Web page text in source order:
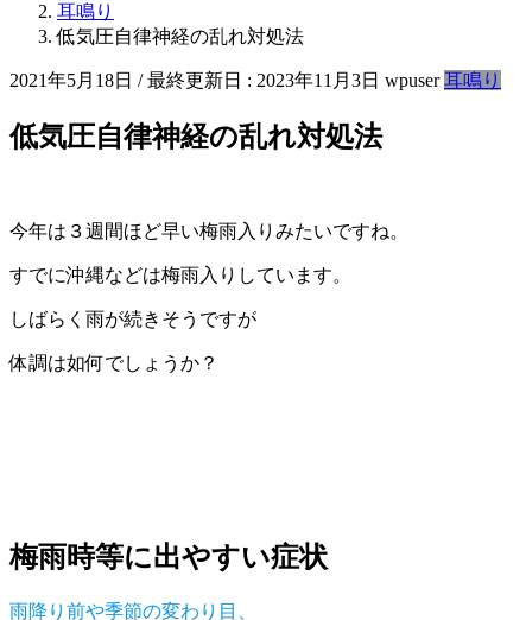
耳鳴り
低気圧自律神経の乱れ対処法
2021年5月18日 / 最終更新日 : 2023年11月3日 wpuser 耳鳴り
低気圧自律神経の乱れ対処法
今年は３週間ほど早い梅雨入りみたいですね。
すでに沖縄などは梅雨入りしています。
しばらく雨が続きそうですが
体調は如何でしょうか？
梅雨時等に出やすい症状
雨降り前や季節の変わり目、